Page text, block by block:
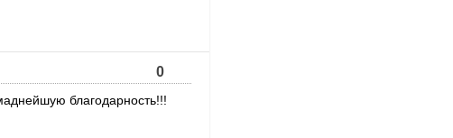
0
благодарность!!!